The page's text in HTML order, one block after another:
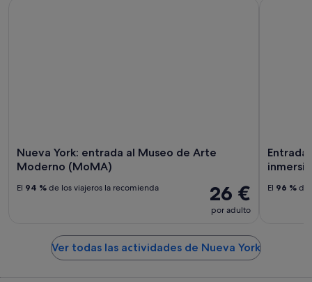
Nueva York: entrada al Museo de Arte
Moderno (MoMA)
26 €
por adulto
El 94 % de los viajeros la recomienda El 96 % de
Ver todas las actividades de Nueva York